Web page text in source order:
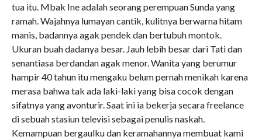
tua itu. Mbak Ine adalah seorang perempuan Sunda yang
ramah. Wajahnya lumayan cantik, kulitnya berwarna hitam
manis, badannya agak pendek dan bertubuh montok.
Ukuran buah dadanya besar. Jauh lebih besar dari Tati dan
senantiasa berdandan agak menor. Wanita yang berumur
hampir 40 tahun itu mengaku belum pernah menikah karena
merasa bahwa tak ada laki-laki yang bisa cocok dengan
sifatnya yang avonturir. Saat ini ia bekerja secara freelance
di sebuah stasiun televisi sebagai penulis naskah.
Kemampuan bergaulku dan keramahannya membuat kami